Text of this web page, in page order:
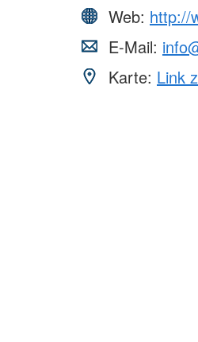
Web: http://
E-Mail:
Karte: Link